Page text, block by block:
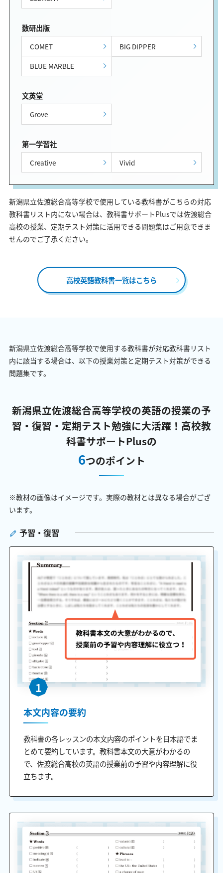
数研出版
COMET
BIG DIPPER
BLUE MARBLE
文英堂
Grove
第一学習社
Creative Vivid
新潟県立佐渡総合高等学校で使用している教科書がこちらの対応
教科書リスト内にない場合は、教科書サポートPlusでは佐渡総合
高校の授業、定期テスト対策に活用できる問題集はご用意できま
せんのでご了承ください。
高校英語教科書一覧はこちら
新潟県立佐渡総合高等学校で使用する教科書が対応教科書リスト
内に該当する場合は、以下の授業対策と定期テスト対策ができる
問題集です。
新潟県立佐渡総合高等学校の英語の授業の予
習・復習・定期テスト勉強に大活躍！ 高校教
科書サポートPlusの
6つのポイント
※教材の画像はイメージです。実際の教材とは異なる場合がござ
います。
予習・復習
1
本文内容の要約
教科書の各レッスンの本文内容のポイントを日本語でま
とめて要約しています。教科書本文の大意がわかるの
で、佐渡総合高校の英語の授業前の予習や内容理解に役
立ちます。